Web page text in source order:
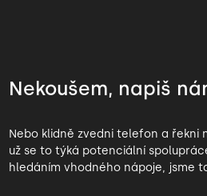
Nekoušem, napiš
Nebo klidně zvedni telefon a řekni
už se to týká potenciální
hledáním vhodného nápoje, jsme